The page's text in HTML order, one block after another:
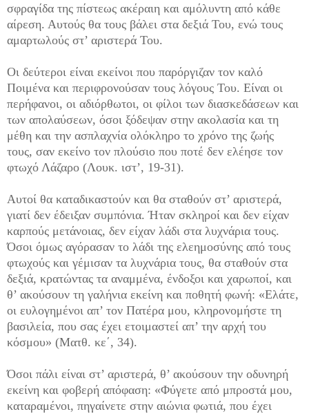
σφραγίδα της πίστεως ακέραιη και αμόλυντη από κάθε
αίρεση. Αυτούς θα τους βάλει στα δεξιά Του, ενώ τους
αμαρτωλούς στ’ αριστερά Του.
Οι δεύτεροι είναι εκείνοι που παρόργιζαν τον καλό
Ποιμένα και περιφρονούσαν τους λόγους Του. Είναι οι
περήφανοι, οι αδιόρθωτοι, οι φίλοι των διασκεδάσεων και
των απολαύσεων, όσοι ξόδεψαν στην ακολασία και τη
μέθη και την ασπλαχνία ολόκληρο το χρόνο της ζωής
τους, σαν εκείνο τον πλούσιο που ποτέ δεν ελέησε τον
φτωχό Λάζαρο (Λουκ. ιστ’, 19-31).
Αυτοί θα καταδικαστούν και θα σταθούν στ’ αριστερά,
γιατί δεν έδειξαν συμπόνια. Ήταν σκληροί και δεν είχαν
καρπούς μετάνοιας, δεν είχαν λάδι στα λυχνάρια τους.
Όσοι όμως αγόρασαν το λάδι της ελεημοσύνης από τους
φτωχούς και γέμισαν τα λυχνάρια τους, θα σταθούν στα
δεξιά, κρατώντας τα αναμμένα, ένδοξοι και χαρωποί, και
θ’ ακούσουν τη γαλήνια εκείνη και ποθητή φωνή: «Ελάτε,
οι ευλογημένοι απ’ τον Πατέρα μου, κληρονομήστε τη
βασιλεία, που σας έχει ετοιμαστεί απ’ την αρχή του
κόσμου» (Ματθ. κε΄, 34).
Όσοι πάλι είναι στ’ αριστερά, θ’ ακούσουν την οδυνηρή
εκείνη και φοβερή απόφαση: «Φύγετε από μπροστά μου,
καταραμένοι, πηγαίνετε στην αιώνια φωτιά, που έχει